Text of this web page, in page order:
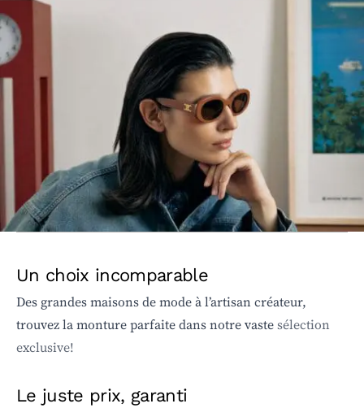
Un choix incomparable
Des grandes maisons de mode à l’artisan créateur,
trouvez la monture parfaite dans notre vastesélection
exclusive!
Le juste prix, garanti